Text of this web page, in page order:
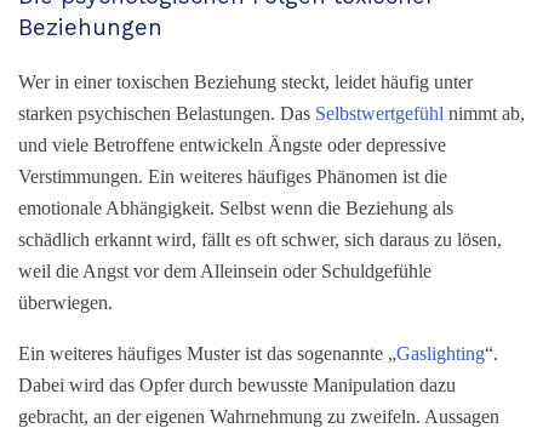
Beziehungen
Wer in einer toxischen Beziehung steckt, leidet häufig unter
starken psychischen Belastungen. Das Selbstwertgefühl nimmt ab,
und viele Betroffene entwickeln Ängste oder depressive
Verstimmungen. Ein weiteres häufiges Phänomen ist die
emotionale Abhängigkeit. Selbst wenn die Beziehung als
schädlich erkannt wird, fällt es oft schwer, sich daraus zu lösen,
weil die Angst vor dem Alleinsein oder Schuldgefühle
überwiegen.
Ein weiteres häufiges Muster ist das sogenannte „Gaslighting“.
Dabei wird das Opfer durch bewusste Manipulation dazu
gebracht, an der eigenen Wahrnehmung zu zweifeln. Aussagen